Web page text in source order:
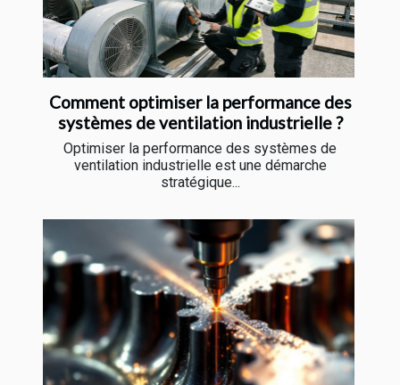
Comment optimiser la performance des
systèmes de ventilation industrielle ?
Optimiser la performance des systèmes de
ventilation industrielle est une démarche
stratégique...